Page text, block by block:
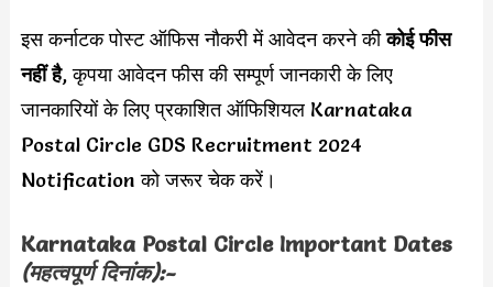
इस कर्नाटक पोस्ट ऑफिस नौकरी में आवेदन करने कीकोई फीस
नहीं है, कृपया आवेदन फीस की सम्पूर्ण जानकारी के लिए
जानकारियों के लिए प्रकाशित ऑफिशियल Karnataka
Postal Circle GDS Recruitment 2024
Notification को जरूर चेक करें।
Karnataka Postal Circle Important Dates
(महत्वपूर्ण दिनांक):-